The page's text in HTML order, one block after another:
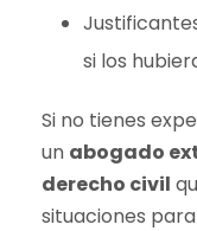
si los
Si no tienes
un abogado
derecho civil
situaciones